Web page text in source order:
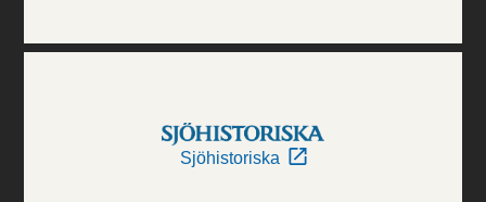
Sjöhistoriska